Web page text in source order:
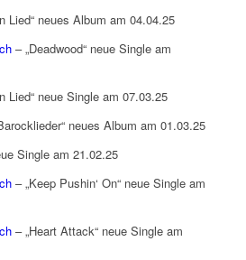
Lied“ neues Album am 04.04.25
– „Deadwood“ neue Single am
Lied“ neue Single am 07.03.25
neues Album am 01.03.25
Single am 21.02.25
– „Keep Pushin‘ On“ neue Single am
– „Heart Attack“ neue Single am